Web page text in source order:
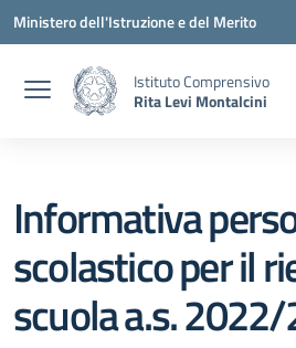
Vai ai contenuti
Vai al menu di navigazione
Vai al footer
Ministero dell'Istruzione e del Merito
Istituto Comprensivo
Rita Levi Montalcini
Informativa
scolastico per il
scuola a.s.